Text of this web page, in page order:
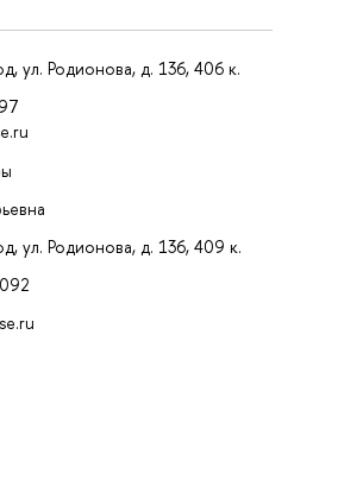
ул. Родионова, д. 136, 406 к.
ул. Родионова, д. 136, 409 к.